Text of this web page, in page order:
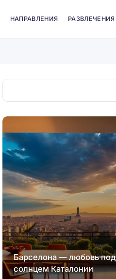
НАПРАВЛЕНИЯ РАЗВЛЕЧЕНИЯ
Барселона — любовь под
солнцем Каталонии